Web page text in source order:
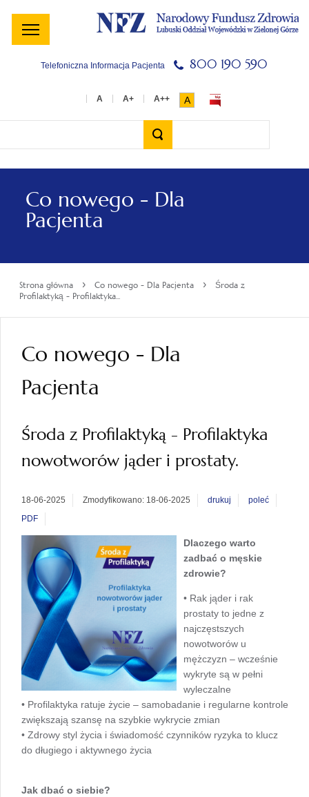
Menu
główne
Menu
lewe
Treść
główna
Szukaj
w
serwisie
Stopka
Telefoniczna Informacja Pacjenta 800 190 590
A
Co nowego - Dla
Pacjenta
Strona główna › Co nowego - Dla Pacjenta ›
Środa z
Profilaktyką - Profilaktyka...
Co nowego - Dla
Pacjenta
Środa z Profilaktyką - Profilaktyka
nowotworów jąder i prostaty.
18-06-2025 Zmodyfikowano: 18-06-2025 drukuj
poleć
PDF
Dlaczego warto
zadbać o męskie
zdrowie?
• Rak jąder i rak
prostaty to jedne z
najczęstszych
nowotworów u
mężczyzn – wcześnie
wykryte są w pełni
wyleczalne
• Profilaktyka ratuje życie – samobadanie i regularne kontrole
zwiększają szansę na szybkie wykrycie zmian
• Zdrowy styl życia i świadomość czynników ryzyka to klucz
do długiego i aktywnego życia
Jak dbać o siebie?